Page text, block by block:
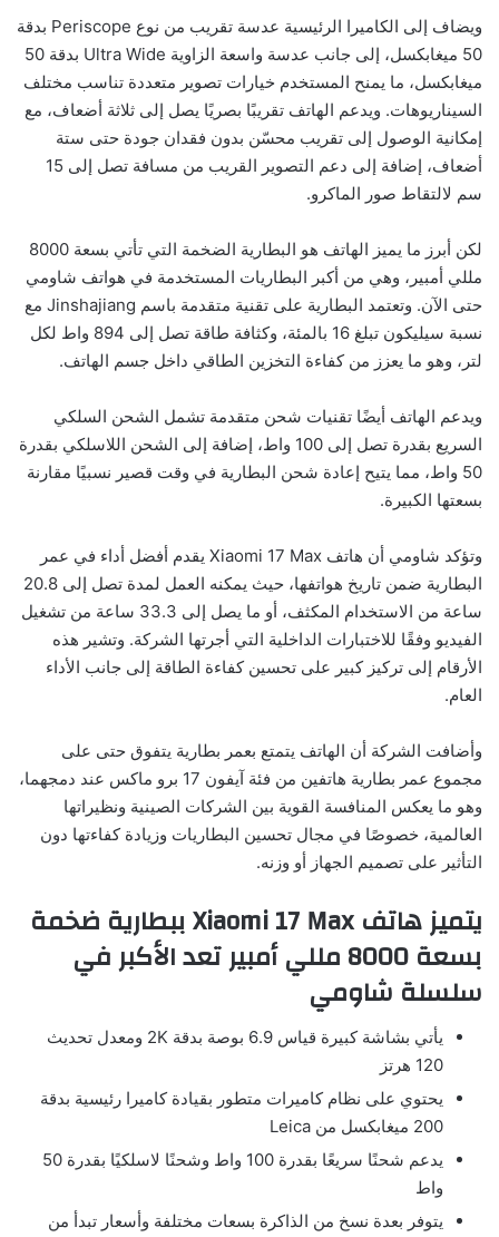
ويضاف إلى الكاميرا الرئيسية عدسة تقريب من نوع Periscope بدقة
50 ميغابكسل، إلى جانب عدسة واسعة الزاوية Ultra Wide بدقة 50
ميغابكسل، ما يمنح المستخدم خيارات تصوير متعددة تناسب مختلف
السيناريوهات. ويدعم الهاتف تقريبًا بصريًا يصل إلى ثلاثة أضعاف، مع
إمكانية الوصول إلى تقريب محسّن بدون فقدان جودة حتى ستة
أضعاف، إضافة إلى دعم التصوير القريب من مسافة تصل إلى 15
سم لالتقاط صور الماكرو.
لكن أبرز ما يميز الهاتف هو البطارية الضخمة التي تأتي بسعة 8000
مللي أمبير، وهي من أكبر البطاريات المستخدمة في هواتف شاومي
حتى الآن. وتعتمد البطارية على تقنية متقدمة باسم Jinshajiang مع
نسبة سيليكون تبلغ 16 بالمئة، وكثافة طاقة تصل إلى 894 واط لكل
لتر، وهو ما يعزز من كفاءة التخزين الطاقي داخل جسم الهاتف.
ويدعم الهاتف أيضًا تقنيات شحن متقدمة تشمل الشحن السلكي
السريع بقدرة تصل إلى 100 واط، إضافة إلى الشحن اللاسلكي بقدرة
50 واط، مما يتيح إعادة شحن البطارية في وقت قصير نسبيًا مقارنة
بسعتها الكبيرة.
وتؤكد شاومي أن هاتف Xiaomi 17 Max يقدم أفضل أداء في عمر
البطارية ضمن تاريخ هواتفها، حيث يمكنه العمل لمدة تصل إلى 20.8
ساعة من الاستخدام المكثف، أو ما يصل إلى 33.3 ساعة من تشغيل
الفيديو وفقًا للاختبارات الداخلية التي أجرتها الشركة. وتشير هذه
الأرقام إلى تركيز كبير على تحسين كفاءة الطاقة إلى جانب الأداء
العام.
وأضافت الشركة أن الهاتف يتمتع بعمر بطارية يتفوق حتى على
مجموع عمر بطارية هاتفين من فئة آيفون 17 برو ماكس عند دمجهما،
وهو ما يعكس المنافسة القوية بين الشركات الصينية ونظيراتها
العالمية، خصوصًا في مجال تحسين البطاريات وزيادة كفاءتها دون
التأثير على تصميم الجهاز أو وزنه.
يتميز هاتف Xiaomi 17 Max ببطارية ضخمة
بسعة 8000 مللي أمبير تعد الأكبر في
سلسلة شاومي
يأتي بشاشة كبيرة قياس 6.9 بوصة بدقة 2K ومعدل تحديث
120 هرتز
يحتوي على نظام كاميرات متطور بقيادة كاميرا رئيسية بدقة
200 ميغابكسل من Leica
يدعم شحنًا سريعًا بقدرة 100 واط وشحنًا لاسلكيًا بقدرة 50
واط
يتوفر بعدة نسخ من الذاكرة بسعات مختلفة وأسعار تبدأ من